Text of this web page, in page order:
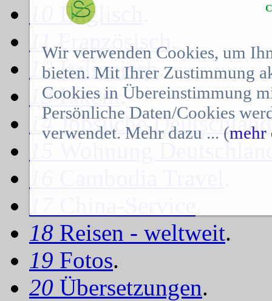
Englisch
11Französisch
12Italienisch.
13Latein.
14Jobsuche Deutschland
Wohnung
18 Reisen - weltweit.
19 Fotos.
20 Übersetzungen.
Wir verwenden Cookies, um
bieten. Mit Ihrer Zustimmung
Cookies in Übereinstimmung
Persönliche Daten/Cookies
verwendet. Mehr dazu ... (mehr